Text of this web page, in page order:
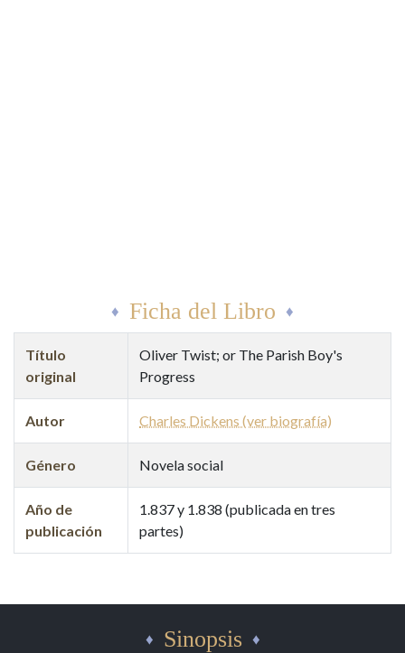
Ficha del Libro
Título
original
Oliver Twist; or The Parish Boy's
Progress
Autor Charles Dickens (ver biografía)
Género Novela social
Año de
publicación
1.837 y 1.838 (publicada en tres
partes)
Sinopsis